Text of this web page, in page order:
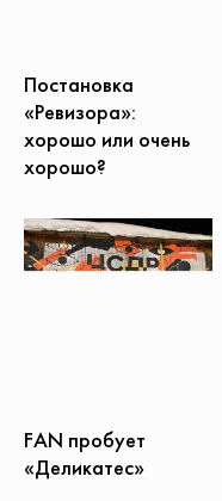
Постановка
«Ревизора»:
хорошо или очень
хорошо?
FAN пробует
«Деликатес»